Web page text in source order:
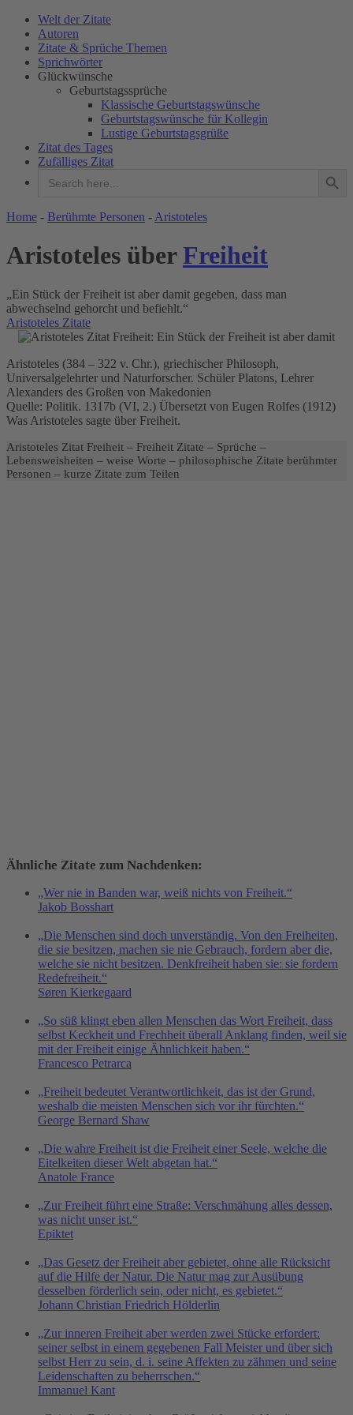
Welt der Zitate
Autoren
Zitate & Sprüche Themen
Sprichwörter
Glückwünsche
Geburtstagssprüche
Klassische Geburtstagswünsche
Geburtstagswünsche für Kollegin
Lustige Geburtstagsgrüße
Zitat des Tages
Zufälliges Zitat
for:
WELT DER ZITATE
Home - Berühmte Personen - Aristoteles
Aristoteles überFreiheit
„Ein Stück der Freiheit ist aber damit gegeben, dass man
abwechselnd gehorcht und befiehlt.“
Aristoteles Zitate
Aristoteles (384 – 322 v. Chr.), griechischer Philosoph,
Universalgelehrter und Naturforscher. Schüler Platons, Lehrer
Alexanders des Großen von Makedonien
Quelle: Politik. 1317b (VI, 2.) Übersetzt von Eugen Rolfes (1912)
Was Aristoteles sagte über Freiheit.
Aristoteles Zitat Freiheit – Freiheit Zitate – Sprüche –
Lebensweisheiten – weise Worte – philosophische Zitate berühmter
Personen – kurze Zitate zum Teilen
Ähnliche Zitate zum Nachdenken:
„Wer nie in Banden war, weiß nichts von Freiheit.“
Jakob Bosshart
„Die Menschen sind doch unverständig. Von den Freiheiten,
die sie besitzen, machen sie nie Gebrauch, fordern aber die,
welche sie nicht besitzen. Denkfreiheit haben sie: sie fordern
Redefreiheit.“
Søren Kierkegaard
„So süß klingt eben allen Menschen das Wort Freiheit, dass
selbst Keckheit und Frechheit überall Anklang finden, weil sie
mit der Freiheit einige Ähnlichkeit haben.“
Francesco Petrarca
„Freiheit bedeutet Verantwortlichkeit, das ist der Grund,
weshalb die meisten Menschen sich vor ihr fürchten.“
George Bernard Shaw
„Die wahre Freiheit ist die Freiheit einer Seele, welche die
Eitelkeiten dieser Welt abgetan hat.“
Anatole France
„Zur Freiheit führt eine Straße: Verschmähung alles dessen,
was nicht unser ist.“
Epiktet
„Das Gesetz der Freiheit aber gebietet, ohne alle Rücksicht
auf die Hilfe der Natur. Die Natur mag zur Ausübung
desselben förderlich sein, oder nicht, es gebietet.“
Johann Christian Friedrich Hölderlin
„Zur inneren Freiheit aber werden zwei Stücke erfordert:
seiner selbst in einem gegebenen Fall Meister und über sich
selbst Herr zu sein, d. i. seine Affekten zu zähmen und seine
Leidenschaften zu beherrschen.“
Immanuel Kant